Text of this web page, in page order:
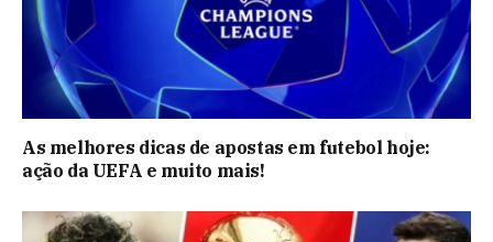
As melhores dicas de apostas em futebol hoje:
ação da UEFA e muito mais!